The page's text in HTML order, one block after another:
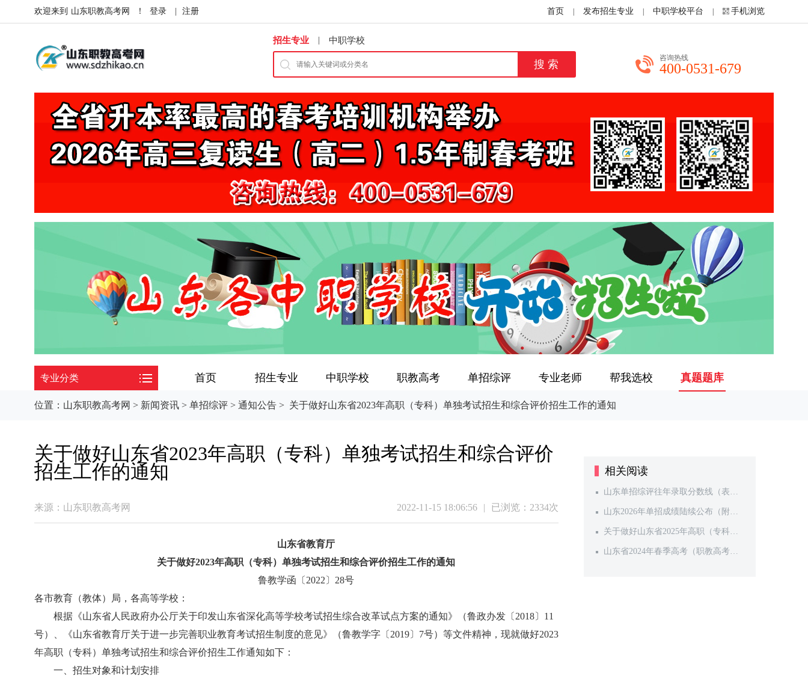
欢迎来到 山东职教高考网 ！ 登录 注册 首页 发布招生专业 中职学校平台 手机浏览
招生专业 | 中职学校
咨询热线
400-0531-679
专业分类 首页 招生专业 中职学校 职教高考 单招综评 专业老师 帮我选校 真题题库
位置： 山东职教高考网 > 新闻资讯 > 单招综评 > 通知公告 > 关于做好山东省2023年高职（专科）单独考试招生和综合评价招生工作的通知
关于做好山东省2023年高职（专科）单独考试招生和综合评价
招生工作的通知
来源： 山东职教高考网 2022-11-15 18:06:56 | 已浏览： 2334次
山东省教育厅
关于做好2023年高职（专科） 单独考试招生和综合评价招生工作的通知
鲁教学函〔2022〕28号
各市教育（教体）局，各高等学校：
根据《山东省人民政府办公厅关于印发山东省深化高等学校考试招生综合改革试点方案的通知》（鲁政办发〔2018〕11
号）、《山东省教育厅关于进一步完善职业教育考试招生制度的意见》（鲁教学字〔2019〕7号）等文件精神，现就做好2023
年高职（专科）单独考试招生和综合评价招生工作通知如下：
一、招生对象和计划安排
相关阅读
山东单招综评往年录取分数线（表格
山东2026年单招成绩陆续公布（附查
关于做好山东省2025年高职（专科）
通知
山东省2024年春季高考（职教高考）